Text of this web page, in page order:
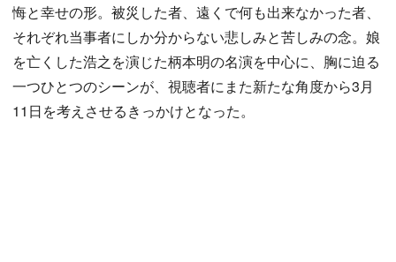
悔と幸せの形。被災した者、遠くで何も出来なかった者、
それぞれ当事者にしか分からない悲しみと苦しみの念。娘
を亡くした浩之を演じた柄本明の名演を中心に、胸に迫る
一つひとつのシーンが、視聴者にまた新たな角度から3月
11日を考えさせるきっかけとなった。